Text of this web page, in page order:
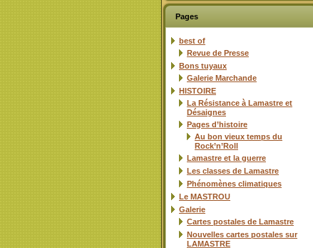
Pages
best of
Revue de Presse
Bons tuyaux
Galerie Marchande
HISTOIRE
La Résistance à Lamastre et
Désaignes
Pages d’histoire
Au bon vieux temps du
Rock’n’Roll
Lamastre et la guerre
Les classes de Lamastre
Phénomènes climatiques
Le MASTROU
Galerie
Cartes postales de Lamastre
Nouvelles cartes postales sur
LAMASTRE